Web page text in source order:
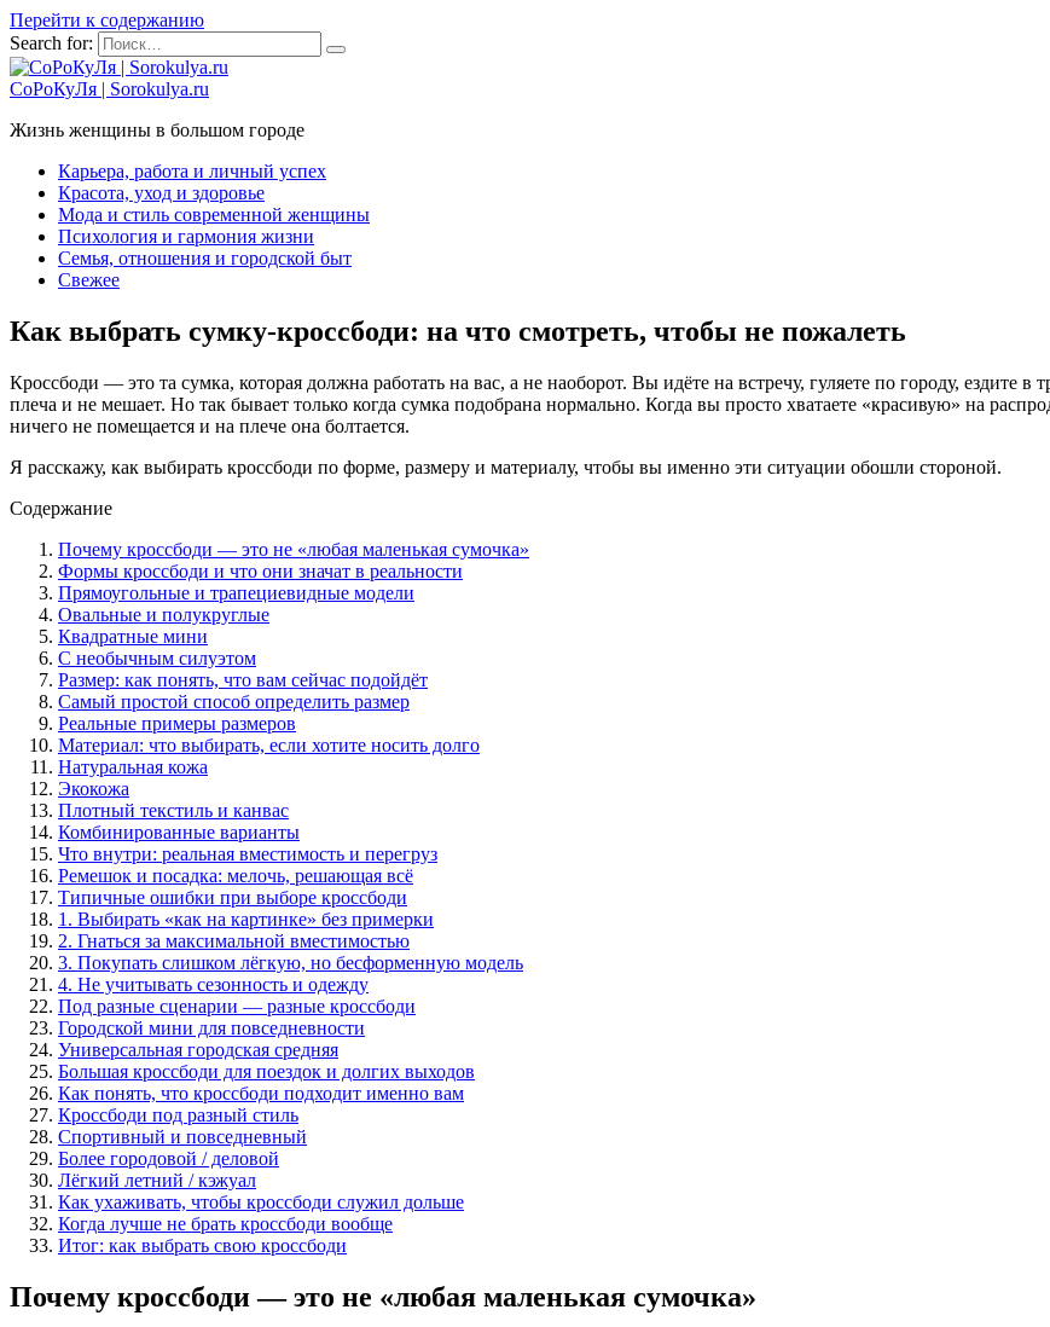
Перейти к содержанию
Search for:
СоРоКуЛя | Sorokulya.ru
Жизнь женщины в большом городе
Карьера, работа и личный успех
Красота, уход и здоровье
Мода и стиль современной женщины
Психология и гармония жизни
Семья, отношения и городской быт
Свежее
Как выбрать сумку-кроссбоди: на что смотреть, чтобы не пожалеть
Кроссбоди — это та сумка, которая должна работать на вас, а не наоборот. Вы идёте на встречу, гуляете по городу, ездите
плеча и не мешает. Но так бывает только когда сумка подобрана нормально. Когда вы просто хватаете «красивую» на
ничего не помещается и на плече она болтается.
Я расскажу, как выбирать кроссбоди по форме, размеру и материалу, чтобы вы именно эти ситуации обошли стороной.
Содержание
Почему кроссбоди — это не «любая маленькая сумочка»
Формы кроссбоди и что они значат в реальности
Прямоугольные и трапециевидные модели
Овальные и полукруглые
Квадратные мини
С необычным силуэтом
Размер: как понять, что вам сейчас подойдёт
Самый простой способ определить размер
Реальные примеры размеров
Материал: что выбирать, если хотите носить долго
Натуральная кожа
Экокожа
Плотный текстиль и канвас
Комбинированные варианты
Что внутри: реальная вместимость и перегруз
Ремешок и посадка: мелочь, решающая всё
Типичные ошибки при выборе кроссбоди
1. Выбирать «как на картинке» без примерки
2. Гнаться за максимальной вместимостью
3. Покупать слишком лёгкую, но бесформенную модель
4. Не учитывать сезонность и одежду
Под разные сценарии — разные кроссбоди
Городской мини для повседневности
Универсальная городская средняя
Большая кроссбоди для поездок и долгих выходов
Как понять, что кроссбоди подходит именно вам
Кроссбоди под разный стиль
Спортивный и повседневный
Более городовой / деловой
Лёгкий летний / кэжуал
Как ухаживать, чтобы кроссбоди служил дольше
Когда лучше не брать кроссбоди вообще
Итог: как выбрать свою кроссбоди
Почему кроссбоди — это не «любая маленькая сумочка»